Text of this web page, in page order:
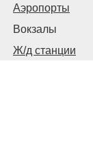
Аэропорты
Вокзалы
Ж/д станции